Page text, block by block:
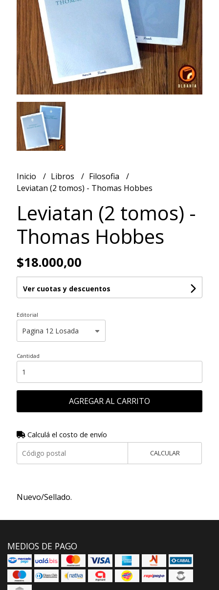
Inicio Libros
Filosofia
Leviatan (2 tomos) - Thomas Hobbes
Leviatan (2 tomos) -
Thomas Hobbes
$18.000,00
Ver cuotas y descuentos
Editorial
Cantidad
AGREGAR AL CARRITO
Calculá el costo de envío
CALCULAR
Nuevo/Sellado.
MEDIOS DE PAGO